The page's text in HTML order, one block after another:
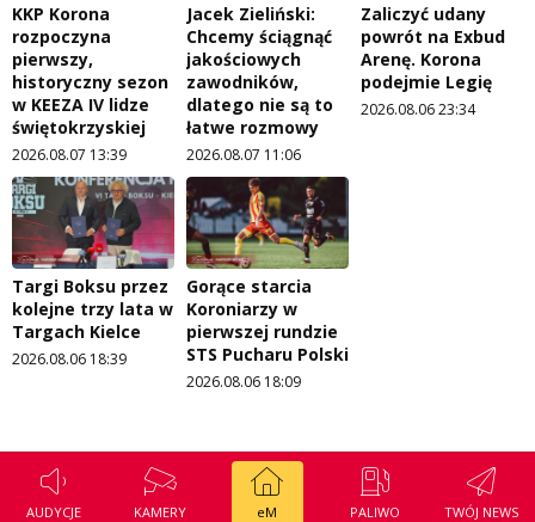
AUDYCJE KAMERY eM PALIWO TWÓJ NEWS
KKP Korona
rozpoczyna
pierwszy,
historyczny sezon
w KEEZA IV lidze
świętokrzyskiej
2026.08.07 13:39
Jacek Zieliński:
Chcemy ściągnąć
jakościowych
zawodników,
dlatego nie są to
łatwe rozmowy
2026.08.07 11:06
Zaliczyć udany
powrót na Exbud
Arenę. Korona
podejmie Legię
2026.08.06 23:34
Targi Boksu przez
kolejne trzy lata w
Targach Kielce
2026.08.06 18:39
Gorące starcia
Koroniarzy w
pierwszej rundzie
STS Pucharu Polski
2026.08.06 18:09